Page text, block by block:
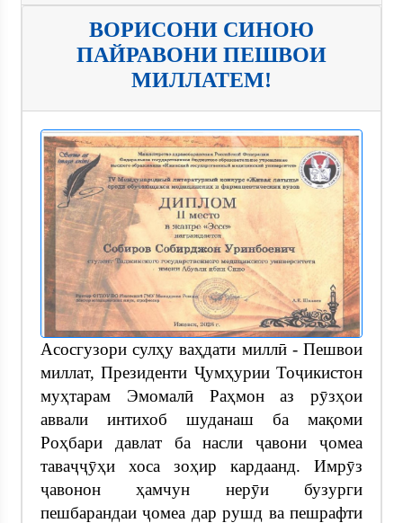
ВОРИСОНИ СИНОЮ
ПАЙРАВОНИ ПЕШВОИ
МИЛЛАТЕМ!
Асосгузори сулҳу ваҳдати миллӣ - Пешвои
миллат, Президенти Ҷумҳурии Тоҷикистон
муҳтарам Эмомалӣ Раҳмон аз рӯзҳои
аввали интихоб шуданаш ба мақоми
Роҳбари давлат ба насли ҷавони ҷомеа
таваҷҷӯҳи хоса зоҳир кардаанд. Имрӯз
ҷавонон ҳамчун нерӯи бузурги
пешбарандаи ҷомеа дар рушд ва пешрафти